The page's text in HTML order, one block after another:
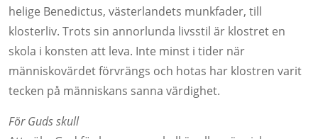
helige Benedictus, västerlandets munkfader, till
klosterliv. Trots sin annorlunda livsstil är klostret en
skola i konsten att leva. Inte minst i tider när
människovärdet förvrängs och hotas har klostren varit
tecken på människans sanna värdighet.
För Guds skull